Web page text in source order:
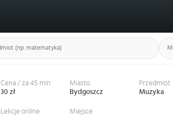
Cena / za 45 min
30 zł
Lekcje online
Miasto
Bydgoszcz
Miejsce
Przedmiot
Muzyka